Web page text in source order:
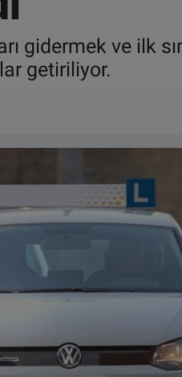
gidermek ve ilk
getiriliyor.